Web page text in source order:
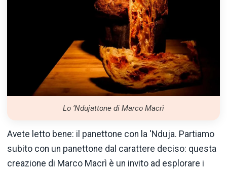
Lo ‘Ndujattone di Marco Macrì
Avete letto bene: il panettone con la 'Nduja. Partiamo
subito con un panettone dal carattere deciso: questa
creazione di Marco Macrì è un invito ad esplorare i